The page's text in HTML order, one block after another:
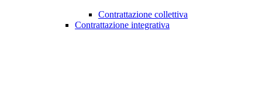
Contrattazione collettiva
Contrattazione integrativa